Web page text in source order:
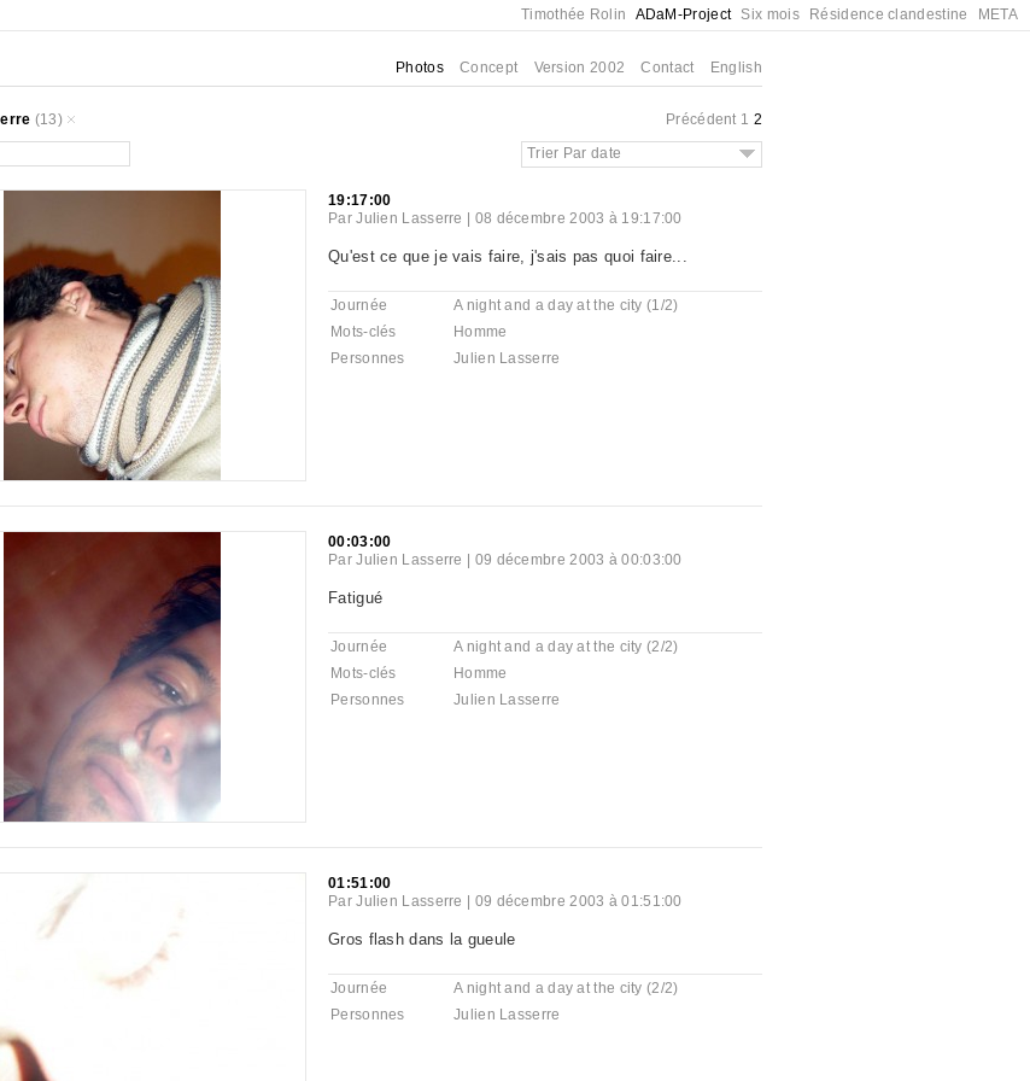
Timothée Rolin ADaM-Project Six mois Résidence clandestine META
Photos Concept Version 2002 Contact English
(13) Précédent 1 2
Trier Par date
19:17:00
ParJulien Lasserre 08 décembre 2003 à 19:17:00
Qu'est ce que je vais faire, j'sais pas quoi faire...
Journée
A night and a day at the city (1/2)
Mots-clés
Homme
Personnes
Julien Lasserre
00:03:00
ParJulien Lasserre 09 décembre 2003 à 00:03:00
Fatigué
Journée
A night and a day at the city (2/2)
Mots-clés
Homme
Personnes
Julien Lasserre
01:51:00
ParJulien Lasserre 09 décembre 2003 à 01:51:00
Gros flash dans la gueule
Journée
A night and a day at the city (2/2)
Personnes
Julien Lasserre